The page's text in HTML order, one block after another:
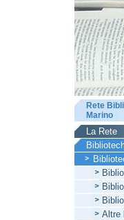
Rete
Marino
La Rete
Altre